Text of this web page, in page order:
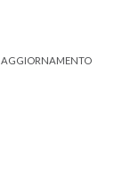
AGGIORNAMENTO